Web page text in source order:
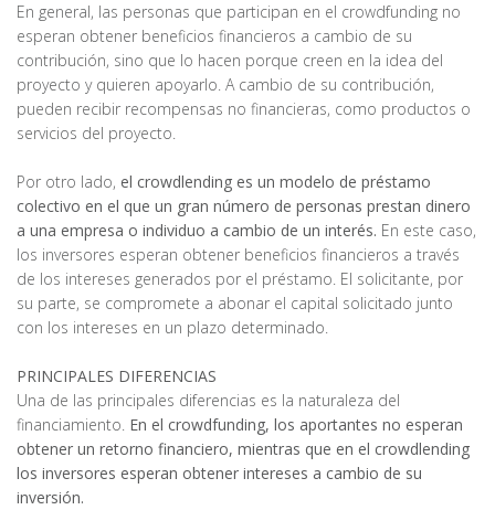
En general, las personas que participan en el crowdfunding no
esperan obtener beneficios financieros a cambio de su
contribución, sino que lo hacen porque creen en la idea del
proyecto y quieren apoyarlo. A cambio de su contribución,
pueden recibir recompensas no financieras, como productos o
servicios del proyecto.
Por otro lado, el crowdlending es un modelo de préstamo
colectivo en el que un gran número de personas prestan dinero
a una empresa o individuo a cambio de un interés. En este caso,
los inversores esperan obtener beneficios financieros a través
de los intereses generados por el préstamo. El solicitante, por
su parte, se compromete a abonar el capital solicitado junto
con los intereses en un plazo determinado.
PRINCIPALES DIFERENCIAS
Una de las principales diferencias es la naturaleza del
financiamiento. En el crowdfunding, los aportantes no esperan
obtener un retorno financiero, mientras que en el crowdlending
los inversores esperan obtener intereses a cambio de su
inversión.